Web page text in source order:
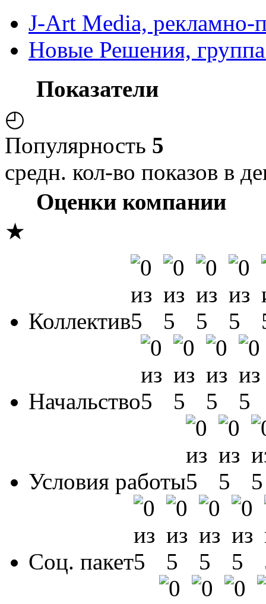
J-Art Media, рекламно-
Новые Решения,
Показатели
◴
Популярность 5
средн. кол-во показов в
Оценки компании
★
Коллектив
Начальство
Условия работы
Соц. пакет